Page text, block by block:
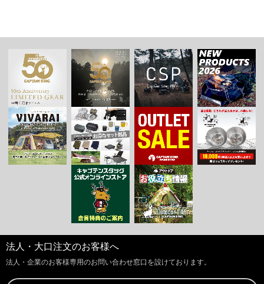
法人・大口注文のお客様へ
法人・企業のお客様専用のお問い合わせ窓口を設けております。